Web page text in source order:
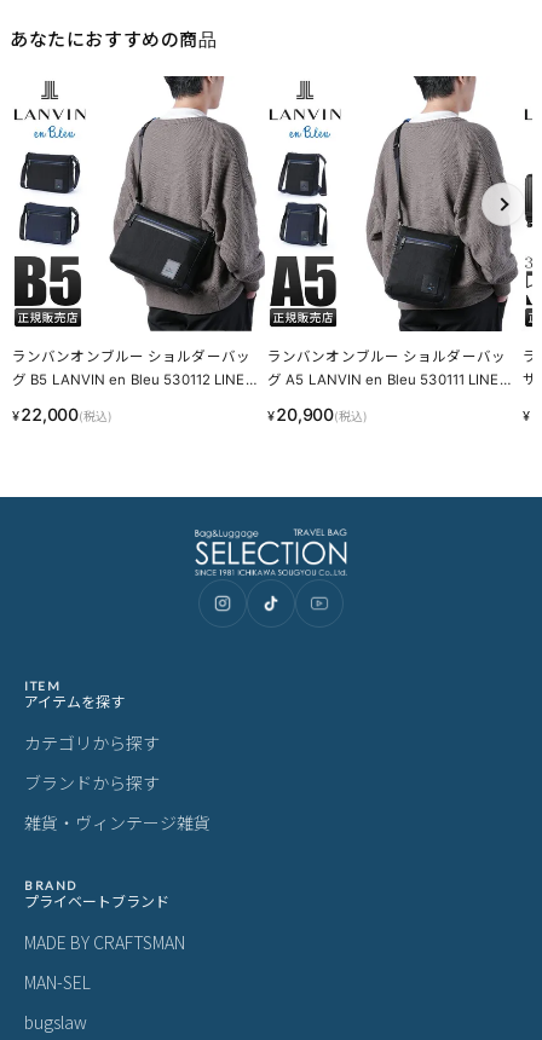
あなたにおすすめの商品
ランバンオンブルー ショルダーバッ
グ B5 LANVIN en Bleu 530112 LINEC
¥22,000(税込)
ランバンオンブルー ショルダーバッ
グ A5 LANVIN en Bleu 530111 LINECP
¥20,900(税込)
ラ
サ
¥
ITEM
アイテムを探す
カテゴリから探す
ブランドから探す
雑貨・ヴィンテージ雑貨
BRAND
プライベートブランド
MADE BY CRAFTSMAN
MAN-SEL
bugslaw